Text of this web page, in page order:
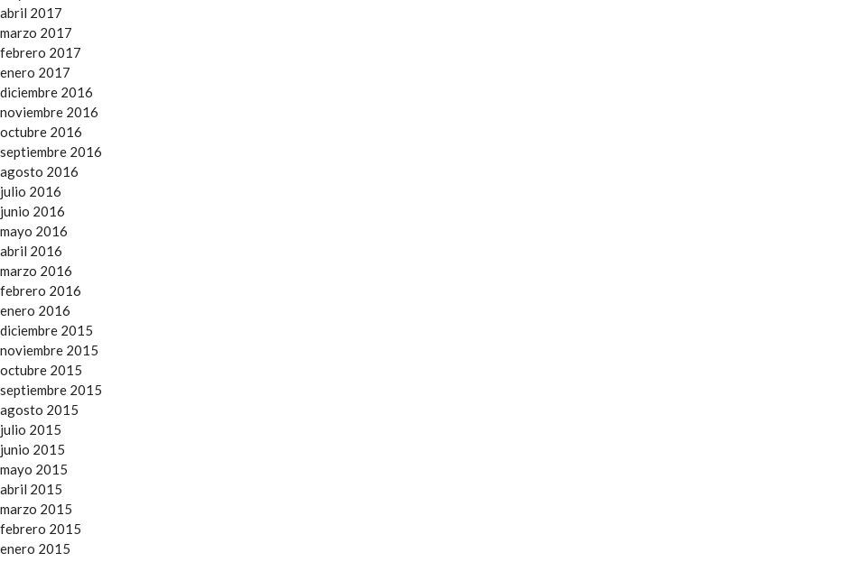
abril 2017
marzo 2017
febrero 2017
enero 2017
diciembre 2016
noviembre 2016
octubre 2016
septiembre 2016
agosto 2016
julio 2016
junio 2016
mayo 2016
abril 2016
marzo 2016
febrero 2016
enero 2016
diciembre 2015
noviembre 2015
octubre 2015
septiembre 2015
agosto 2015
julio 2015
junio 2015
mayo 2015
abril 2015
marzo 2015
febrero 2015
enero 2015